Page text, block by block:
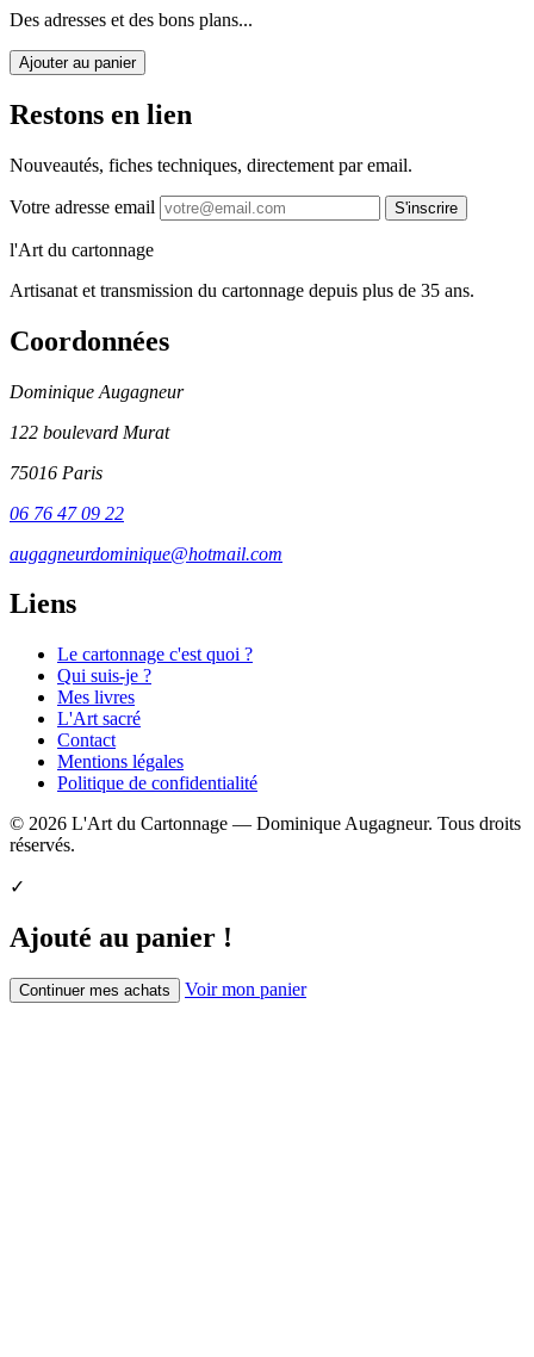
Des adresses et des bons plans...
Ajouter au panier
Restons en lien
Nouveautés, fiches techniques, directement par email.
Votre adresse email S'inscrire
l'Art du cartonnage
Artisanat et transmission du cartonnage depuis plus de 35 ans.
Coordonnées
Dominique Augagneur
122 boulevard Murat
75016 Paris
06 76 47 09 22
augagneurdominique@hotmail.com
Liens
Le cartonnage c'est quoi ?
Qui suis-je ?
Mes livres
L'Art sacré
Contact
Mentions légales
Politique de confidentialité
© 2026 L'Art du Cartonnage — Dominique Augagneur. Tous droits
réservés.
✓
Ajouté au panier !
Continuer mes achats Voir mon panier